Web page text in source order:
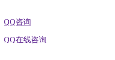
QQ咨询
QQ在线咨询